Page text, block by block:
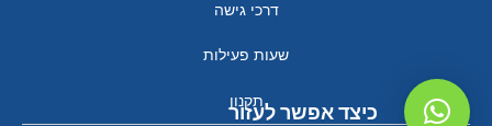
דרכי גישה
שעות פעילות
תקנון
כיצד אפשר לעזור